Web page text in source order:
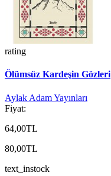
rating
Ölümsüz Kardeşin Gözleri
Aylak Adam Yayınları
Fiyat:
64,00TL
80,00TL
text_instock